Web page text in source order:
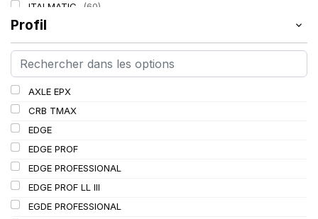
ITALMATIC
(60)
KLEBER
LASSA (174)
LING LONG
(152)
Profil
AXLE EPX
CRB TMAX
EDGE
EDGE PROF
EDGE PROFESSIONAL
EDGE PROF LL III
EGDE PROFESSIONAL